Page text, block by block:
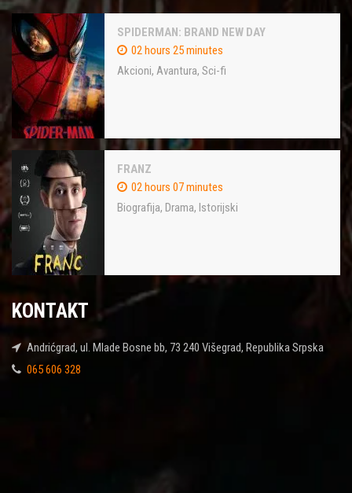
SPIDERMAN: BRAND NEW DAY
02 hours 25 minutes
Akcioni, Avantura, Sci-fi
FRANZ
02 hours 07 minutes
Biografija, Drama, Istorijski
KONTAKT
Andrićgrad, ul. Mlade Bosne bb, 73 240 Višegrad, Republika Srpska
065 606 328